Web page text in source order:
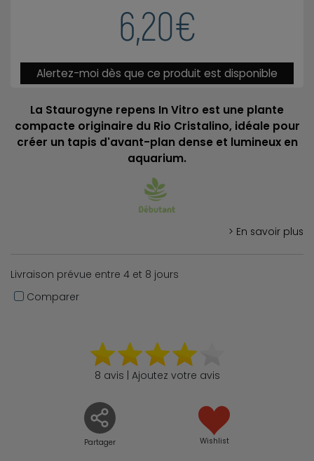
6,20€
Alertez-moi dès que ce produit est disponible
La Staurogyne repens In Vitro est une plante
compacte originaire du Rio Cristalino, idéale pour
créer un tapis d'avant-plan dense et lumineux en
aquarium.
> En savoir plus
Livraison prévue entre 4 et 8 jours
Comparer
Partager
8 avis | Ajoutez votre avis
Wishlist